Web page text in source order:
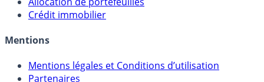
Sélecteur d'Unités de Compte
Crédit immobilier
Mentions